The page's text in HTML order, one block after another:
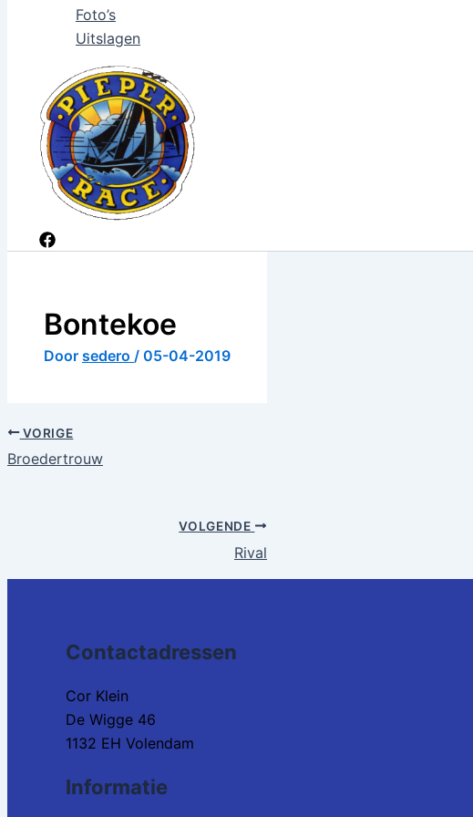
Foto’s
Uitslagen
Bontekoe
Door sedero / 05-04-2019
VORIGE
Broedertrouw
VOLGENDE
Rival
Contactadressen
Cor Klein
De Wigge 46
1132 EH Volendam
Informatie